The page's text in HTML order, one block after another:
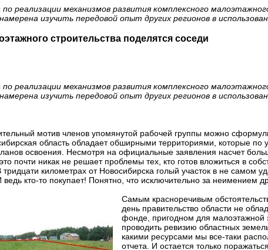
по реализации механизмов развития комплексного
изучить передовой опыт других регионов в
строительства поделятся соседи
по реализации механизмов развития комплексного
изучить передовой опыт других регионов в
мотив членов упомянутой рабочей группы можно
область обладает обширными территориями, которые по
освоения. Несмотря на официальные заявления насчет
это почти никак не решает проблемы тех, кто готов вложиться в
километрах от Новосибирска голый участок в не самом
кто-то покупает! Понятно, что исключительно за неимением
Самым красноречивым
день правительство области не
фонде, пригодном для малоэтажной
проводить ревизию областных
какими ресурсами мы все-таки
отчета. И остается только